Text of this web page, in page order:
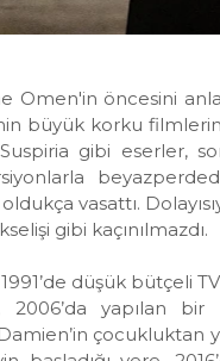
Omen'in öncesini
büyük korku
gibi eserler,
vasattı.
gibi kaçınılmazdı.
düşük bütçeli
2006’da yapılan
çocukluktan